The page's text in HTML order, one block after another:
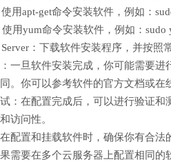
用apt-get命令安装软件，例如：
使用yum命令安装软件，例如：sudo
：下载软件安装程序，并按照
一旦软件安装完成，你可能需要
。你可以参考软件的官方文档或在
：在配置完成后，可以进行验证
访问性。
配置和挂载软件时，确保你有合法
需要在多个云服务器上配置相同